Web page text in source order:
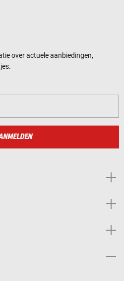
over actuele aanbiedingen,